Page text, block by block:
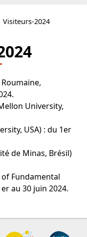
Visiteurs-2024
University,
USA) : du 1er
de Minas, Brésil)
Fundamental
au 30 juin 2024.